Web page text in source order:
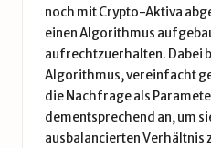
noch mit Crypto-Aktiva
einen Algorithmus
aufrechtzuerhalten. Dabei
Algorithmus, vereinfacht
die Nachfrage als
dementsprechend an, um
ausbalancierten Verhältnis